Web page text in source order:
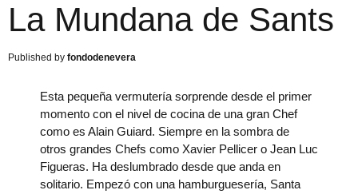
La Mundana de Sants
fondodenevera
Esta pequeña vermutería sorprende desde el primer
momento con el nivel de cocina de una gran Chef
como es Alain Guiard. Siempre en la sombra de
otros grandes Chefs como Xavier Pellicer o Jean Luc
Figueras. Ha deslumbrado desde que anda en
solitario. Empezó con una hamburguesería, Santa